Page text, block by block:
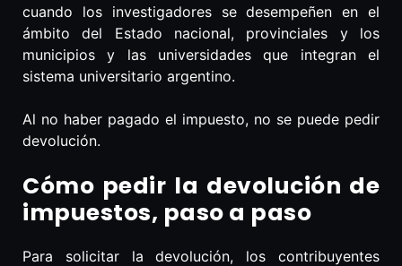
cuando los investigadores se desempeñen en el
ámbito del Estado nacional, provinciales y los
municipios y las universidades que integran el
sistema universitario argentino.
Al no haber pagado el impuesto, no se puede pedir
devolución.
Cómo pedir la devolución de
impuestos, paso a paso
Para solicitar la devolución, los contribuyentes